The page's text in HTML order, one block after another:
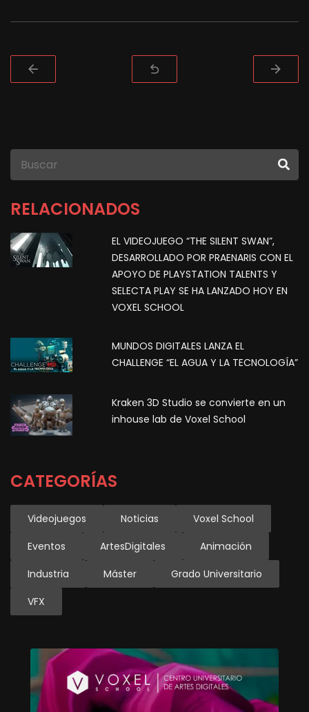
RELACIONADOS
EL VIDEOJUEGO “THE SILENT SWAN”,
DESARROLLADO POR PRAENARIS CON EL
APOYO DE PLAYSTATION TALENTS Y
SELECTA PLAY SE HA LANZADO HOY EN
VOXEL SCHOOL
MUNDOS DIGITALES LANZA EL
CHALLENGE “EL AGUA Y LA TECNOLOGÍA”
Kraken 3D Studio se convierte en un
inhouse lab de Voxel School
CATEGORÍAS
Videojuegos Noticias
Voxel School
Eventos
ArtesDigitales
Animación
Industria
Máster
Grado Universitario
VFX